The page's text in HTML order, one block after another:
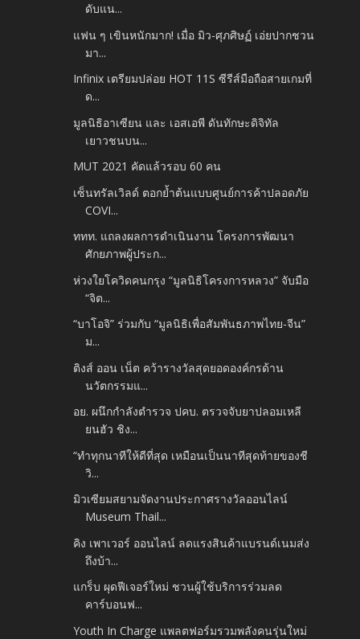
ดับแน...
แฟน ๆ เขินหนักมาก! เมื่อ มิว-ศุภศิษฏ์ เอ่ยปากชวน
มา...
Infinix เตรียมปล่อย HOT 11S ซีรีส์มือถือสายเกมที่
ด...
มูลนิธิอาเซียน และ เอสเอพี ดันทักษะดิจิทัล
เยาวชนบน...
MUT 2021 คัดแล้วรอบ 60 คน
เซ็นทรัลเวิลด์ ตอกย้ำต้นแบบศูนย์การค้าปลอดภัย
COVI...
ททท. แถลงผลการดำเนินงาน โครงการพัฒนา
ศักยภาพผู้ประก...
ห่วงใยโควิดคนกรุง “มูลนิธิโครงการหลวง” จับมือ
“จิต...
“บาโอจิ” ร่วมกับ “มูลนิธิเพื่อสัมพันธภาพไทย-จีน”
ม...
ติงส์ ออน เน็ต คว้ารางวัลสุดยอดองค์กรด้าน
นวัตกรรมแ...
อย. ผนึกกำลังตำรวจ ปคบ. ตรวจจับยาปลอมเหลี
ยนฮัว ชิง...
“ทำทุกนาทีให้ดีที่สุด เหมือนเป็นนาทีสุดท้ายของชี
วิ...
มิวเซียมสยามจัดงานประกาศรางวัลออนไลน์
Museum Thail...
คิง เพาเวอร์ ออนไลน์ ลดแรงสินค้าแบรนด์เนมส่ง
ถึงบ้า...
แกร็บ ผุดฟีเจอร์ใหม่ ชวนผู้ใช้บริการร่วมลด
คาร์บอนฟ...
Youth In Charge แพลตฟอร์มรวมพลังคนรุ่นใหม่